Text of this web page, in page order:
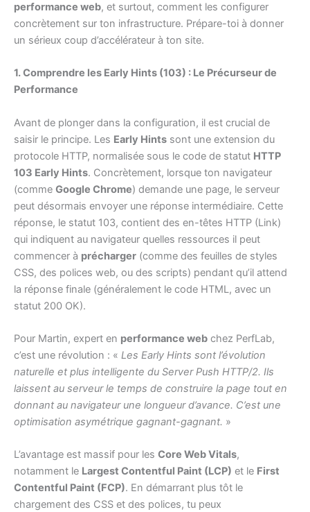
performance web, et surtout, comment les configurer
concrètement sur ton infrastructure. Prépare-toi à donner
un sérieux coup d’accélérateur à ton site.
1. Comprendre les Early Hints (103) : Le Précurseur de
Performance
Avant de plonger dans la configuration, il est crucial de
saisir le principe. Les Early Hints sont une extension du
protocole HTTP, normalisée sous le code de statut HTTP
103 Early Hints. Concrètement, lorsque ton navigateur
(comme Google Chrome) demande une page, le serveur
peut désormais envoyer une réponse intermédiaire. Cette
réponse, le statut 103, contient des en-têtes HTTP (Link)
qui indiquent au navigateur quelles ressources il peut
commencer à précharger (comme des feuilles de styles
CSS, des polices web, ou des scripts) pendant qu’il attend
la réponse finale (généralement le code HTML, avec un
statut 200 OK).
Pour Martin, expert en performance web chez PerfLab,
c’est une révolution : « Les Early Hints sont l’évolution
naturelle et plus intelligente du Server Push HTTP/2. Ils
laissent au serveur le temps de construire la page tout en
donnant au navigateur une longueur d’avance. C’est une
optimisation asymétrique gagnant-gagnant. »
L’avantage est massif pour les Core Web Vitals,
notamment le Largest Contentful Paint (LCP) et le First
Contentful Paint (FCP). En démarrant plus tôt le
chargement des CSS et des polices, tu peux